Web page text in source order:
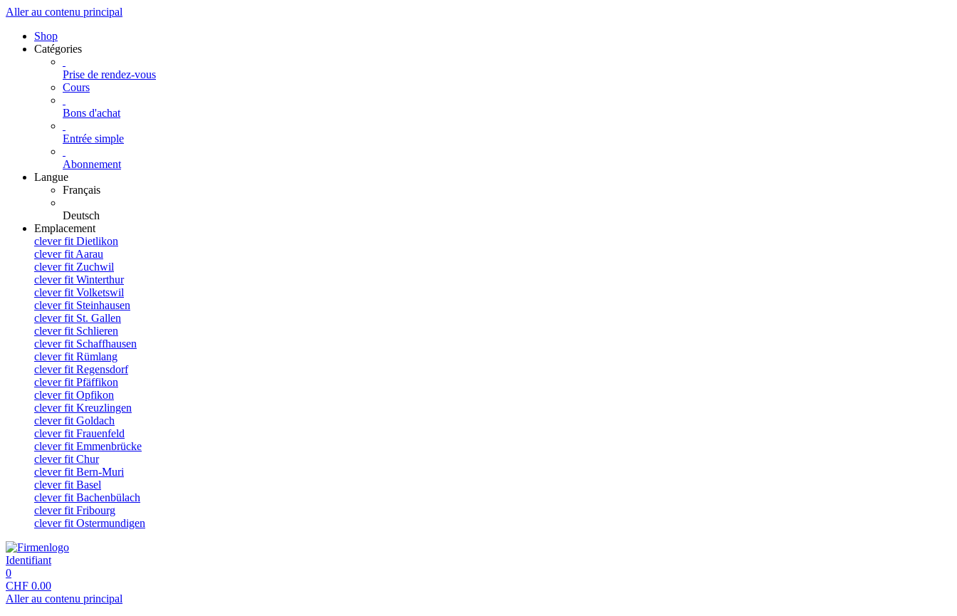
Aller au contenu principal
Shop
Catégories
Prise de rendez-vous
Cours
Bons d'achat
Entrée simple
Abonnement
Langue
Français
Deutsch
Emplacement
clever fit Dietlikon
clever fit Aarau
clever fit Zuchwil
clever fit Winterthur
clever fit Volketswil
clever fit Steinhausen
clever fit St. Gallen
clever fit Schlieren
clever fit Schaffhausen
clever fit Rümlang
clever fit Regensdorf
clever fit Pfäffikon
clever fit Opfikon
clever fit Kreuzlingen
clever fit Goldach
clever fit Frauenfeld
clever fit Emmenbrücke
clever fit Chur
clever fit Bern-Muri
clever fit Basel
clever fit Bachenbülach
clever fit Fribourg
clever fit Ostermundigen
Identifiant
0
CHF 0.00
Aller au contenu principal